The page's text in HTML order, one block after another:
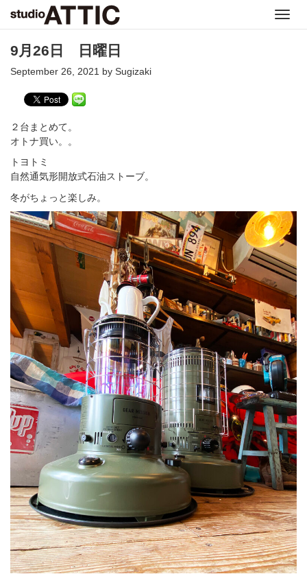
9月26日 日曜日
September 26, 2021 by Sugizaki
２台まとめて。
オトナ買い。。
トヨトミ
自然通気形開放式石油ストーブ。
冬がちょっと楽しみ。